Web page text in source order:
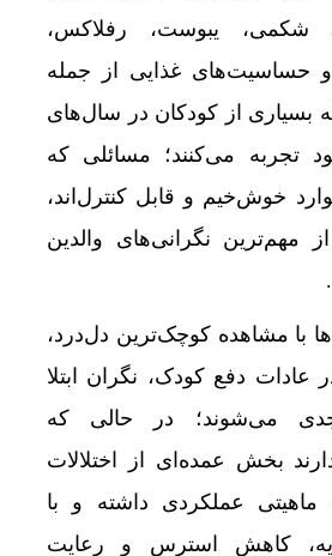
شکمی، یبوست، رفلاکس،
حساسیت‌های غذایی از جمله
بسیاری از کودکان در سال‌های
تجربه می‌کنند؛ مسائلی که
خوش‌خیم و قابل کنترل‌اند،
مهم‌ترین نگرانی‌های والدین
با مشاهده کوچک‌ترین دل‌درد،
عادات دفع کودک، نگران ابتلا
جدی می‌شوند؛ در حالی که
بخش عمده‌ای از اختلالات
ماهیتی عملکردی داشته و با
کاهش استرس و رعایت